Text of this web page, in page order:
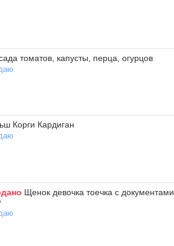
томатов, капусты, перца, огурцов
Корги Кардиган
Щенок девочка тоечка с документами